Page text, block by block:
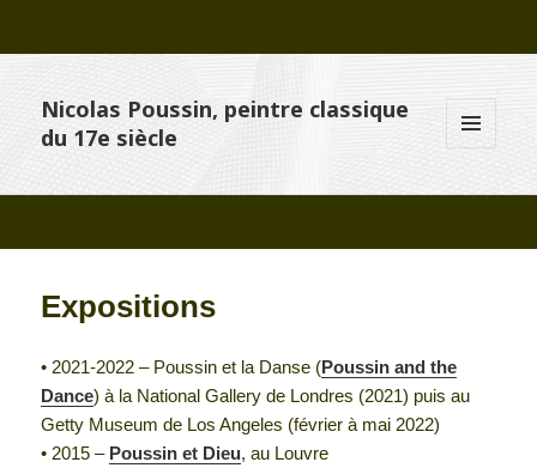
Nicolas Poussin, peintre classique
du 17e siècle
WIDGETS
Expositions
• 2021-2022 – Poussin et la Danse (Poussin and the
Dance) à la National Gallery de Londres (2021) puis au
Getty Museum de Los Angeles (février à mai 2022)
• 2015 – Poussin et Dieu, au Louvre